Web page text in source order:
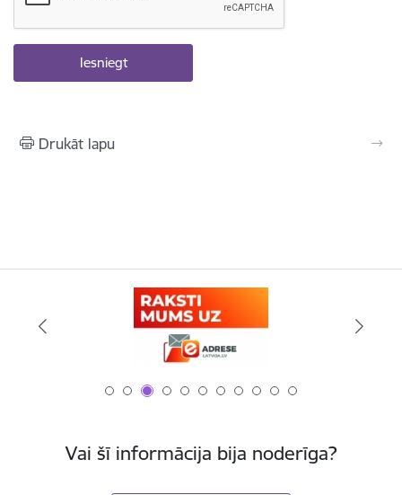
Drukāt lapu
Vai šī informācija bija noderīga?